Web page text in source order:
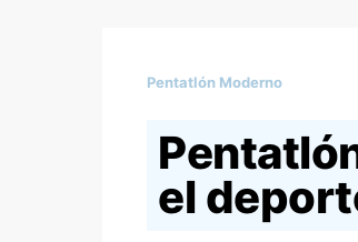
Pentatlón Moderno
el